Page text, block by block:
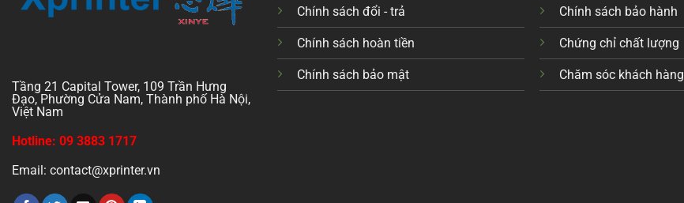
Tầng 21 Capital Tower, 109 Trần Hưng
Đạo, Phường Cửa Nam, Thành phố Hà Nội,
Việt Nam
Hotline: 09 3883 1717
Email: contact@xprinter.vn
Chính sách đổi - trả
Chính sách hoàn tiền
Chính sách bảo mật
Chính sách bảo hành
Chứng chỉ chất lượng
Chăm sóc khách hàng